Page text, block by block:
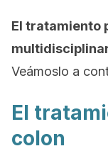
El tratamiento
Veámoslo a
El
colon